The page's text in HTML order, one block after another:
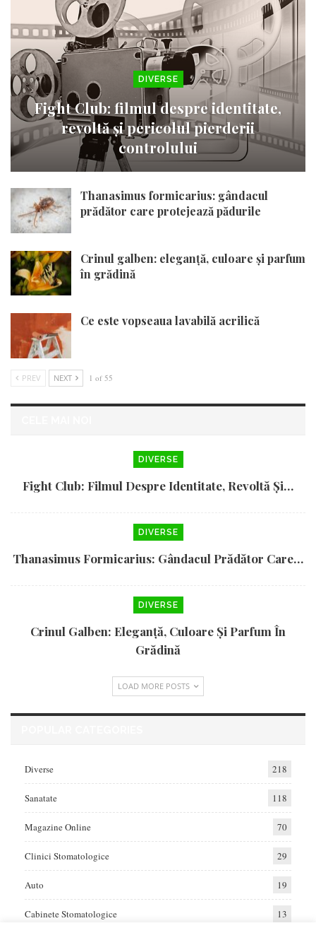
DIVERSE
Fight Club: filmul despre identitate,
revoltă și pericolul pierderii
controlului
Thanasimus formicarius: gândacul
prădător care protejează pădurile
Crinul galben: eleganță, culoare și parfum
în grădină
Ce este vopseaua lavabilă acrilică
PREV NEXT 1 of 55
DIVERSE
Fight Club: Filmul Despre Identitate, Revoltă Și…
DIVERSE
Thanasimus Formicarius: Gândacul Prădător Care…
DIVERSE
Crinul Galben: Eleganță, Culoare Și Parfum În
Grădină
LOAD MORE POSTS
Diverse 218
Sanatate 118
Magazine Online 70
Clinici Stomatologice 29
Auto 19
Cabinete Stomatologice 13